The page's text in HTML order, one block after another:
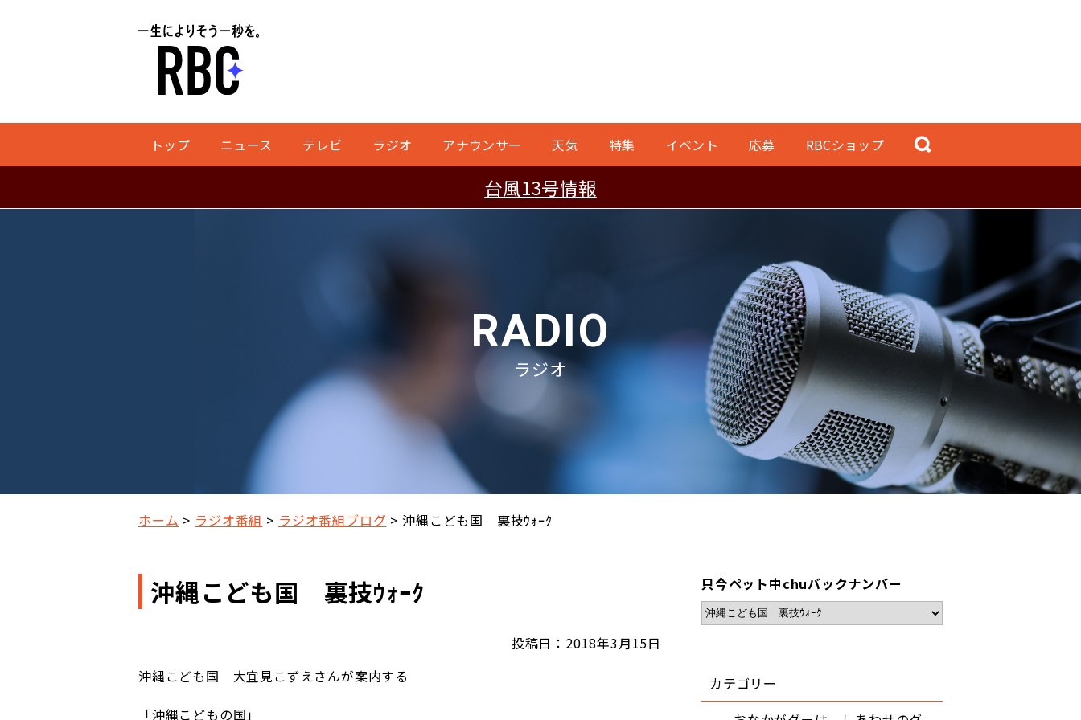
トップ ニュース テレビ ラジオ アナウンサー 天気 特集 イベント 応募 RBCショップ
台風13号情報
RADIO
ラジオ
ホーム ラジオ番組 ラジオ番組ブログ 沖縄こども国 裏技ｳｫｰｸ
沖縄こども国 裏技ｳｫｰｸ
投稿日：2018年3月15日
沖縄こども国 大宜見こずえさんが案内する
「沖縄こどもの国」
只今ペット中chuバックナンバー
カテゴリー